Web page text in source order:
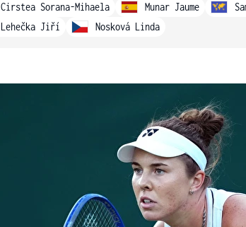
Cirstea Sorana-Mihaela
Munar Jaume
Lehečka Jiří
Nosková Linda